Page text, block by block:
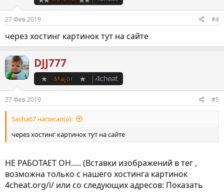
27 Фев 2019 #4
через хостинг картинок тут на сайте
DJJ777
27 Фев 2019 #5
Sasha67 написал(а):
через хостинг картинок тут на сайте
НЕ РАБОТАЕТ ОН..... (Вставки изображений в тег ,
возможна только с нашего хостинга картинок
4cheat.org/i/ или со следующих адресов: Показать